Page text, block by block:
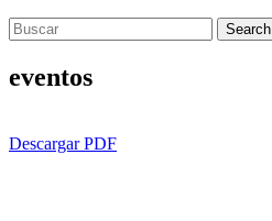
Search
eventos
Descargar PDF